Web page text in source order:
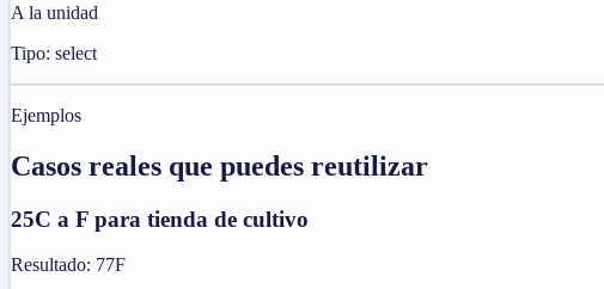
A la unidad
Tipo: select
Ejemplos
Casos reales que puedes reutilizar
25C a F para tienda de cultivo
Resultado: 77F